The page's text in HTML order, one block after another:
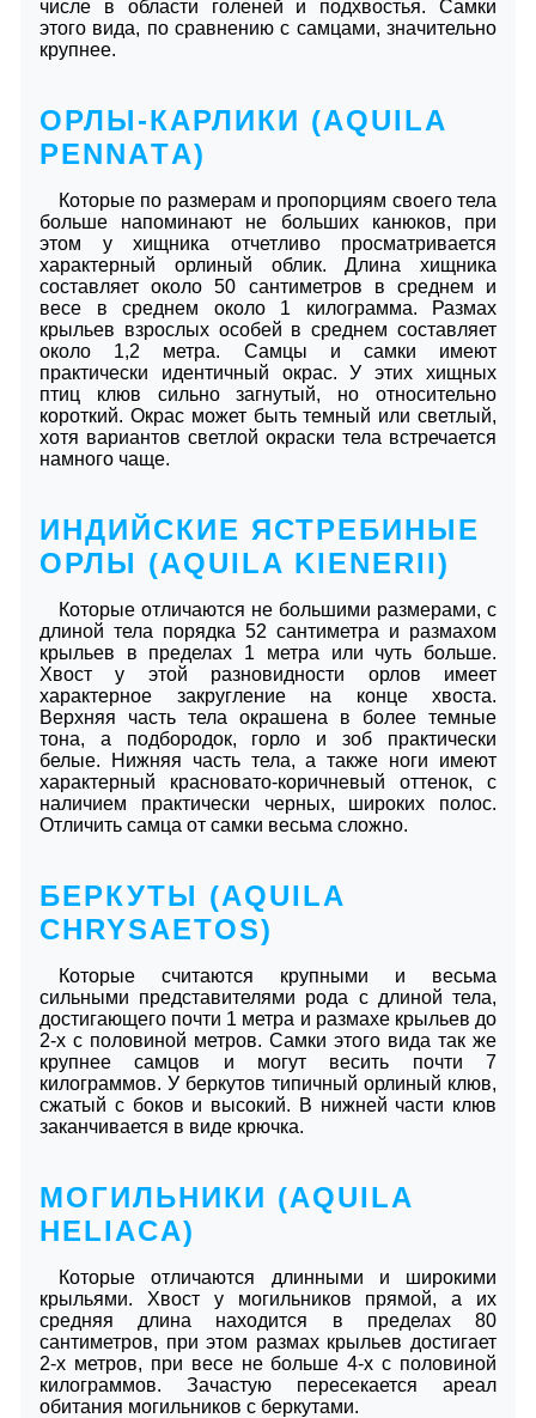
числе в области голеней и подхвостья. Самки
этого вида, по сравнению с самцами, значительно
крупнее.
ОРЛЫ-КАРЛИКИ (АQUILА
РЕNNАTА)
Которые по размерам и пропорциям своего тела
больше напоминают не больших канюков, при
этом у хищника отчетливо просматривается
характерный орлиный облик. Длина хищника
составляет около 50 сантиметров в среднем и
весе в среднем около 1 килограмма. Размах
крыльев взрослых особей в среднем составляет
около 1,2 метра. Самцы и самки имеют
практически идентичный окрас. У этих хищных
птиц клюв сильно загнутый, но относительно
короткий. Окрас может быть темный или светлый,
хотя вариантов светлой окраски тела встречается
намного чаще.
ИНДИЙСКИЕ ЯСТРЕБИНЫЕ
ОРЛЫ (AQUILA KIЕNЕRII)
Которые отличаются не большими размерами, с
длиной тела порядка 52 сантиметра и размахом
крыльев в пределах 1 метра или чуть больше.
Хвост у этой разновидности орлов имеет
характерное закругление на конце хвоста.
Верхняя часть тела окрашена в более темные
тона, а подбородок, горло и зоб практически
белые. Нижняя часть тела, а также ноги имеют
характерный красновато-коричневый оттенок, с
наличием практически черных, широких полос.
Отличить самца от самки весьма сложно.
БЕРКУТЫ (AQUILA
CHRYSAETOS)
Которые считаются крупными и весьма
сильными представителями рода с длиной тела,
достигающего почти 1 метра и размахе крыльев до
2-х с половиной метров. Самки этого вида так же
крупнее самцов и могут весить почти 7
килограммов. У беркутов типичный орлиный клюв,
сжатый с боков и высокий. В нижней части клюв
заканчивается в виде крючка.
МОГИЛЬНИКИ (AQUILA
HELIACA)
Которые отличаются длинными и широкими
крыльями. Хвост у могильников прямой, а их
средняя длина находится в пределах 80
сантиметров, при этом размах крыльев достигает
2-х метров, при весе не больше 4-х с половиной
килограммов. Зачастую пересекается ареал
обитания могильников с беркутами.